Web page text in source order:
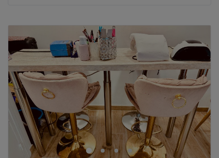
Mercredi
11:15–
21:00
Jeudi
11:15–21:00
Vendredi
11:15–21:00
Samedi
11:15–21:00
Dimanche
Fermé
Vanilla est un institut de beauté dans le 2ᵉ
arrondissement de Paris. Un lieu exclusivement dédié à la
beauté des ongles et du regard.
Transports publics les plus proches :